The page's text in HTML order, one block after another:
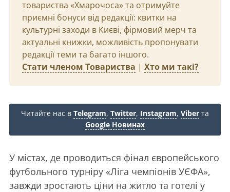
товариства «Хмарочоса» та отримуйте
приємні бонуси від редакції: квитки на
культурні заходи в Києві, фірмовий мерч та
актуальні книжки, можливість пропонувати
редакції теми та багато іншого.
Стати членом Товариства | Хто ми такі?
Читайте нас в Telegram, Twitter, Instagram, Viber та
Google Новинах
У містах, де проводиться фінал європейського
футбольного турніру «Ліга чемпіонів УЄФА»,
завжди зростають ціни на житло та готелі у